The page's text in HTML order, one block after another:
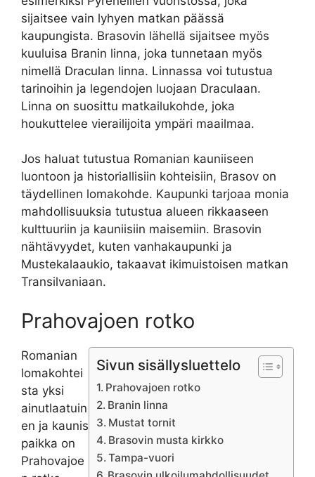
sijaitsee vain lyhyen matkan päässä
kaupungista. Brasovin lähellä sijaitsee myös
kuuluisa Branin linna, joka tunnetaan myös
nimellä Draculan linna. Linnassa voi tutustua
tarinoihin ja legendojen luojaan Draculaan.
Linna on suosittu matkailukohde, joka
houkuttelee vierailijoita ympäri maailmaa.
Jos haluat tutustua Romanian kauniiseen
luontoon ja historiallisiin kohteisiin, Brasov on
täydellinen lomakohde. Kaupunki tarjoaa monia
mahdollisuuksia tutustua alueen rikkaaseen
kulttuuriin ja kauniisiin maisemiin. Brasovin
nähtävyydet, kuten vanhakaupunki ja
Mustekalaaukio, takaavat ikimuistoisen matkan
Transilvaniaan.
Prahovajoen rotko
Sivun sisällysluettelo
Prahovajoen rotko
Branin linna
Mustat tornit
Brasovin musta kirkko
Tampa-vuori
Romanian
lomakohtei
sta yksi
ainutlaatuin
en ja kaunis
paikka on
Prahovajoe